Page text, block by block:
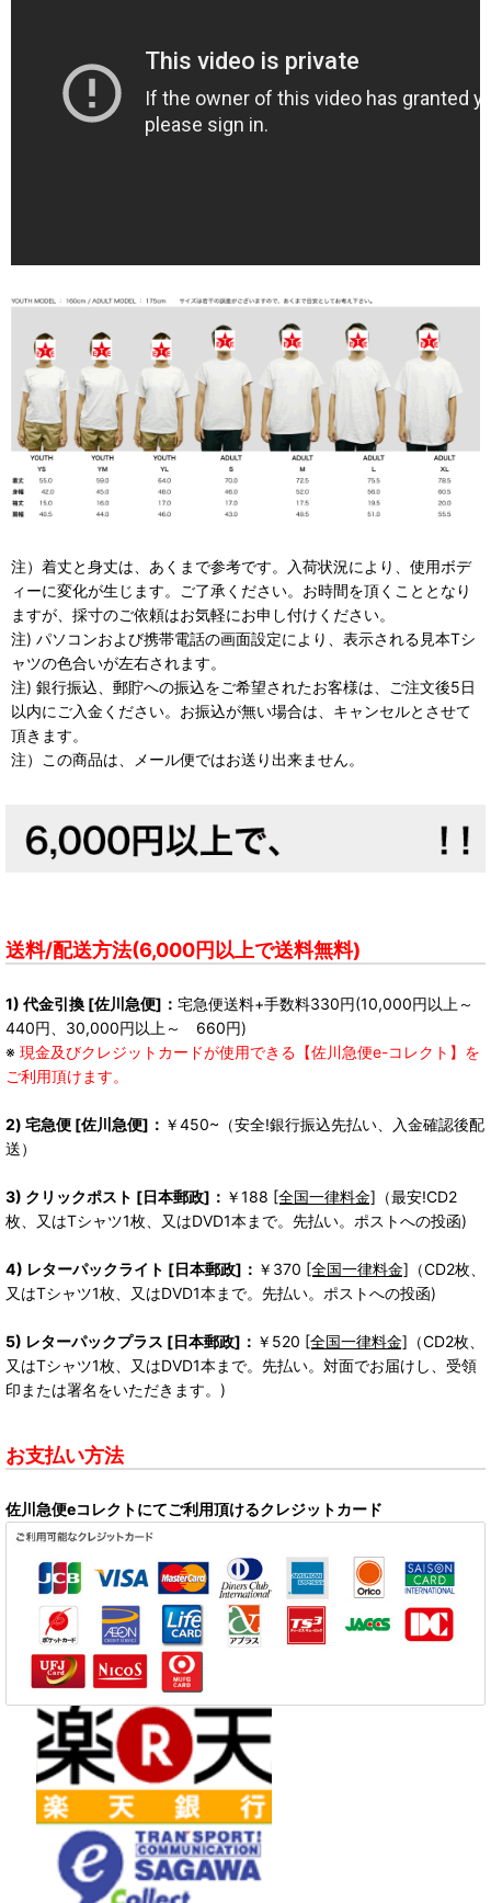
注）着丈と身丈は、あくまで参考です。入荷状況により、使用ボデ
ィーに変化が生じます。ご了承ください。お時間を頂くこととなり
ますが、採寸のご依頼はお気軽にお申し付けください。
注) パソコンおよび携帯電話の画面設定により、表示される見本Tシ
ャツの色合いが左右されます。
注) 銀行振込、郵貯への振込をご希望されたお客様は、ご注文後5日
以内にご入金ください。お振込が無い場合は、キャンセルとさせて
頂きます。
注）この商品は、メール便ではお送り出来ません。
送料/配送方法(6,000円以上で送料無料)
1) 代金引換 [佐川急便]： 宅急便送料+手数料330円(10,000円以上～
440円、30,000円以上～ 660円)
※ 現金及びクレジットカードが使用できる【佐川急便e-コレクト】を
ご利用頂けます。
2) 宅急便 [佐川急便]： ￥450~（安全!銀行振込先払い、入金確認後配
送）
3) クリックポスト [日本郵政]： ￥188 [全国一律料金] （最安!CD2
枚、又はTシャツ1枚、又はDVD1本まで。先払い。ポストへの投函)
4) レターパックライト [日本郵政]： ￥370 [全国一律料金] （CD2枚、
又はTシャツ1枚、又はDVD1本まで。先払い。ポストへの投函)
5) レターパックプラス [日本郵政]： ￥520 [全国一律料金] （CD2枚、
又はTシャツ1枚、又はDVD1本まで。先払い。対面でお届けし、受領
印または署名をいただきます。)
お支払い方法
佐川急便eコレクトにてご利用頂けるクレジットカード